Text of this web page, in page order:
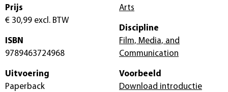
Prijs
€ 30,99 excl. BTW
ISBN
9789463724968
Uitvoering
Paperback
Arts
Discipline
Film, Media, and
Communication
Voorbeeld
Download introductie